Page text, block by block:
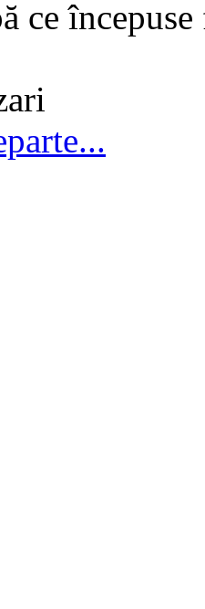
ce